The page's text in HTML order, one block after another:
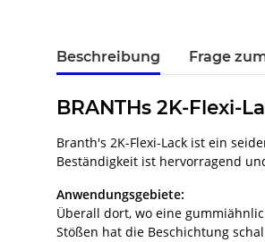
Beschreibung Frage
BRANTHs 2K-Flexi-
Branth's 2K-Flexi-Lack ist ein
Beständigkeit ist hervorragend
Anwendungsgebiete:
Überall dort, wo eine
Stößen hat die Beschichtung